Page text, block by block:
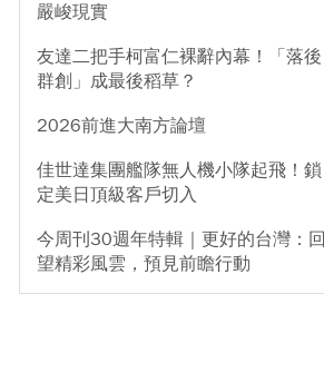
嚴峻現實
友達二把手柯富仁裸辭內幕！「落後
群創」成最後稻草？
2026前進大南方論壇
佳世達集團艦隊無人機小隊起飛！鎖
定美日頂級客戶切入
今周刊30週年特輯｜更好的台灣：回
望精彩風雲，預見前瞻行動